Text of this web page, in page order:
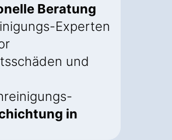
Beratung
Experten
und
in